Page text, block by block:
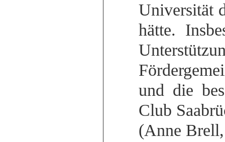
Universität
hätte.
und die
Club
(Anne